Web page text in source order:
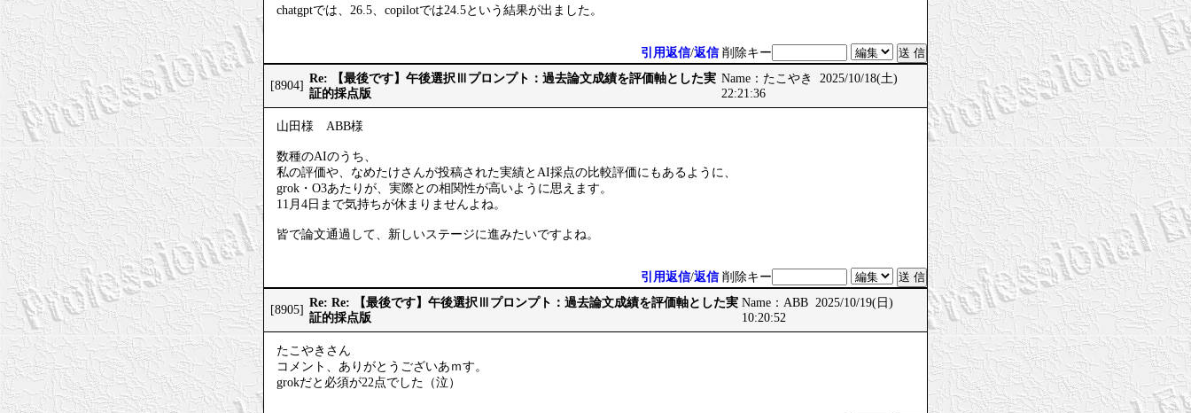
chatgptでは、26.5、copilotでは24.5という結果が出ました。
引用返信/返信 削除キー
[8904]
Re: 【最後です】午後選択Ⅲプロンプト：過去論文成績を評価軸とした実
証的採点版
Name：たこやき 2025/10/18(土)
22:21:36
山田様 ABB様
数種のAIのうち、
私の評価や、なめたけさんが投稿された実績とAI採点の比較評価にもあるように、
grok・O3あたりが、実際との相関性が高いように思えます。
11月4日まで気持ちが休まりませんよね。
皆で論文通過して、新しいステージに進みたいですよね。
引用返信/返信 削除キー
[8905]
Re: Re: 【最後です】午後選択Ⅲプロンプト：過去論文成績を評価軸とした実
証的採点版
Name：ABB 2025/10/19(日)
10:20:52
たこやきさん
コメント、ありがとうございあｍす。
grokだと必須が22点でした（泣）